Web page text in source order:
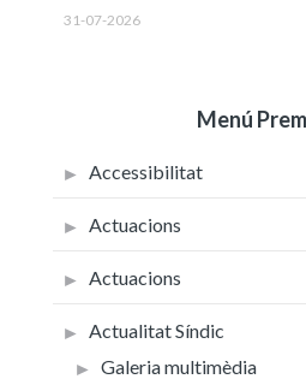
31-07-2026
Menú
Accessibilitat
Actuacions
Actuacions
Actualitat Síndic
Galeria multimèdia